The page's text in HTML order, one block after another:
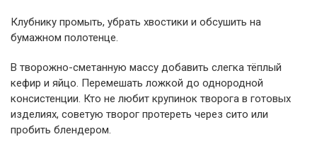
Клубнику промыть, убрать хвостики и обсушить на
бумажном полотенце.
В творожно-сметанную массу добавить слегка тёплый
кефир и яйцо. Перемешать ложкой до однородной
консистенции. Кто не любит крупинок творога в готовых
изделиях, советую творог протереть через сито или
пробить блендером.